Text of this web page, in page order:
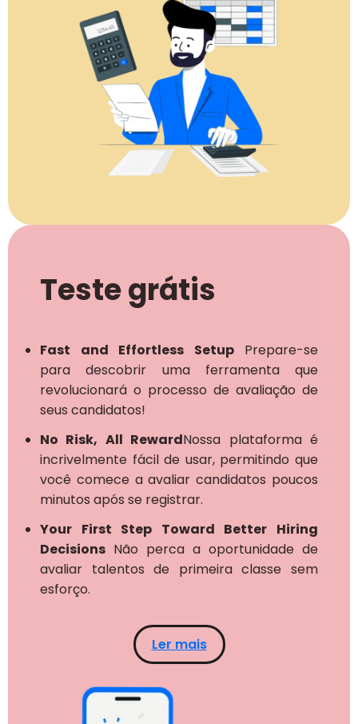
Teste grátis
Fast and Effortless SetupPrepare-se
para descobrir uma ferramenta que
revolucionará o processo de avaliação de
seus candidatos!
No Risk, All RewardNossa plataforma é
incrivelmente fácil de usar, permitindo que
você comece a avaliar candidatos poucos
minutos após se registrar.
Your First Step Toward Better Hiring
Decisions Não perca a oportunidade de
avaliar talentos de primeira classe sem
esforço.
Ler mais